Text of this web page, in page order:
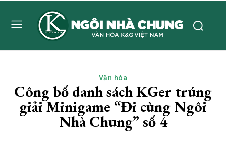
Văn hóa
Công bố danh sách KGer trúng
giải Minigame “Đi cùng Ngôi
Nhà Chung” số 4